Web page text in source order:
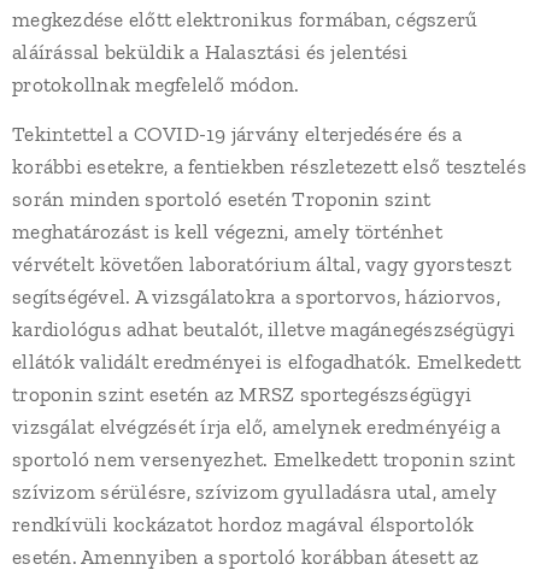
megkezdése előtt elektronikus formában, cégszerű
aláírással beküldik a Halasztási és jelentési
protokollnak megfelelő módon.
Tekintettel a COVID-19 járvány elterjedésére és a
korábbi esetekre, a fentiekben részletezett első tesztelés
során minden sportoló esetén Troponin szint
meghatározást is kell végezni, amely történhet
vérvételt követően laboratórium által, vagy gyorsteszt
segítségével. A vizsgálatokra a sportorvos, háziorvos,
kardiológus adhat beutalót, illetve magánegészségügyi
ellátók validált eredményei is elfogadhatók. Emelkedett
troponin szint esetén az MRSZ sportegészségügyi
vizsgálat elvégzését írja elő, amelynek eredményéig a
sportoló nem versenyezhet. Emelkedett troponin szint
szívizom sérülésre, szívizom gyulladásra utal, amely
rendkívüli kockázatot hordoz magával élsportolók
esetén. Amennyiben a sportoló korábban átesett az